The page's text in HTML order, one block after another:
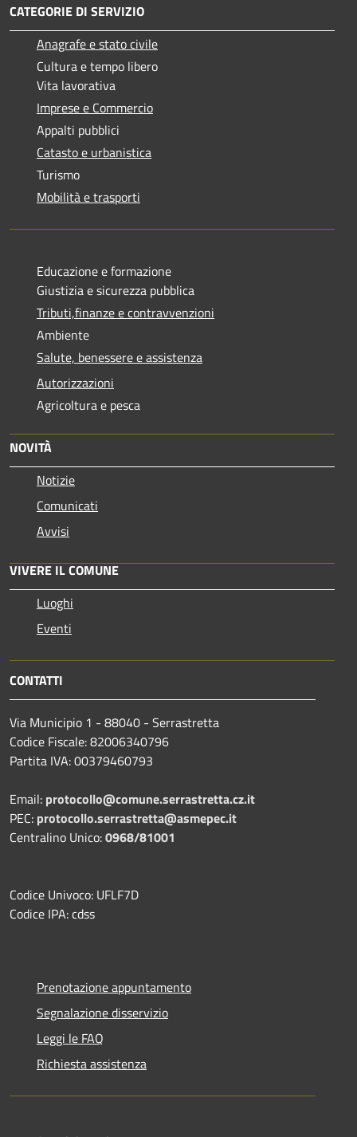
CATEGORIE DI SERVIZIO
Anagrafe e stato civile
Cultura e tempo libero
Vita lavorativa
Imprese e Commercio
Appalti pubblici
Catasto e urbanistica
Turismo
Mobilità e trasporti
Educazione e formazione
Giustizia e sicurezza pubblica
Tributi,finanze e contravvenzioni
Ambiente
Salute, benessere e assistenza
Autorizzazioni
Agricoltura e pesca
NOVITÀ
Notizie
Comunicati
Avvisi
VIVERE IL COMUNE
Luoghi
Eventi
CONTATTI
Via Municipio 1 - 88040 - Serrastretta
Codice Fiscale: 82006340796
Partita IVA: 00379460793
Email: protocollo@comune.serrastretta.cz.it
PEC: protocollo.serrastretta@asmepec.it
Centralino Unico:0968/81001
Codice Univoco: UFLF7D
Codice IPA: cdss
Prenotazione appuntamento
Segnalazione disservizio
Leggi le FAQ
Richiesta assistenza